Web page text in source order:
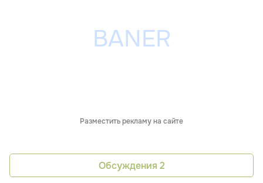
Разместить рекламу на сайте
Обсуждения 2